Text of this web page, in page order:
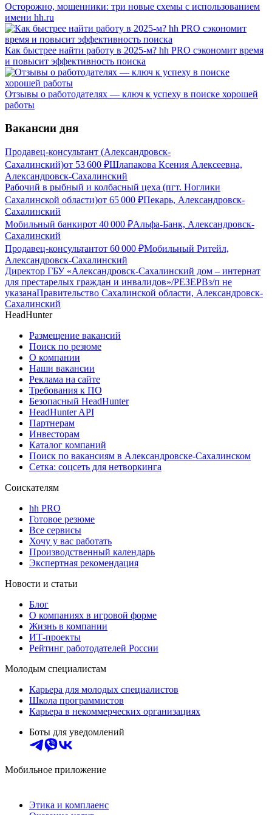
Осторожно, мошенники: три новые схемы с использованием
имени hh.ru
Как быстрее найти работу в 2025-м? hh PRO сэкономит время
и повысит эффективность поиска
Отзывы о работодателях — ключ к успеху в поиске хорошей
работы
Вакансии дня
Продавец-консультант (Александровск-
Сахалинский)от 53 600 ₽Шлапакова Ксения Алексеевна,
Александровск-Сахалинский
Рабочий в рыбный и колбасный цеха (пгт. Ноглики
Сахалинской области)от 65 000 ₽Пекарь, Александровск-
Сахалинский
Мобильный банкирот 40 000 ₽Альфа-Банк, Александровск-
Сахалинский
Продавец-консультантот 60 000 ₽Мобильный Ритейл,
Александровск-Сахалинский
Директор ГБУ «Александровск-Сахалинский дом – интернат
для престарелых граждан и инвалидов»/РЕЗЕРВз/п не
указанаПравительство Сахалинской области, Александровск-
Сахалинский
HeadHunter
Размещение вакансий
Поиск по резюме
О компании
Наши вакансии
Реклама на сайте
Требования к ПО
Безопасный HeadHunter
HeadHunter API
Партнерам
Инвесторам
Каталог компаний
Поиск по вакансиям в Александровске-Сахалинском
Сетка: соцсеть для нетворкинга
Соискателям
hh PRO
Готовое резюме
Все сервисы
Хочу у вас работать
Производственный календарь
Экспертная рекомендация
Новости и статьи
Блог
О компаниях в игровой форме
Жизнь в компании
ИТ-проекты
Рейтинг работодателей России
Молодым специалистам
Карьера для молодых специалистов
Школа программистов
Карьера в некоммерческих организациях
Боты для уведомлений
Мобильное приложение
Этика и комплаенс